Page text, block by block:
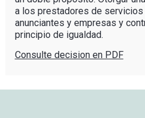
a los prestadores de servicios
anunciantes y empresas y
principio de igualdad.
Consulte decision en PDF